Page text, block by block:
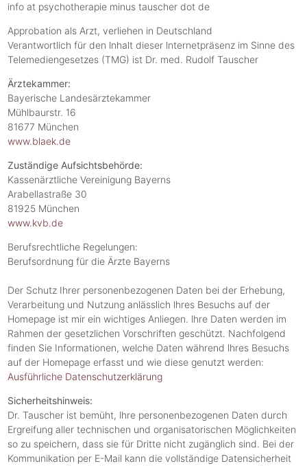
info at psychotherapie minus tauscher dot de
Approbation als Arzt, verliehen in Deutschland
Verantwortlich für den lnhalt dieser lnternetpräsenz im Sinne des
Telemediengesetzes (TMG) ist Dr. med. Rudolf Tauscher
Ärztekammer:
Bayerische Landesärztekammer
Mühlbaurstr. 16
81677 München
www.blaek.de
Zuständige Aufsichtsbehörde:
Kassenärztliche Vereinigung Bayerns
Arabellastraße 30
81925 München
www.kvb.de
Berufsrechtliche Regelungen:
Berufsordnung für die Ärzte Bayerns
Der Schutz Ihrer personenbezogenen Daten bei der Erhebung,
Verarbeitung und Nutzung anlässlich lhres Besuchs auf der
Homepage ist mir ein wichtiges Anliegen. lhre Daten werden im
Rahmen der gesetzlichen Vorschriften geschützt. Nachfolgend
finden Sie Informationen, welche Daten während lhres Besuchs
auf der Homepage erfasst und wie diese genutzt werden:
Ausführliche Datenschutzerklärung
Sicherheitshinweis:
Dr. Tauscher ist bemüht, lhre personenbezogenen Daten durch
Ergreifung aller technischen und organisatorischen Möglichkeiten
so zu speichern, dass sie für Dritte nicht zugänglich sind. Bei der
Kommunikation per E-Mail kann die vollständige Datensicherheit